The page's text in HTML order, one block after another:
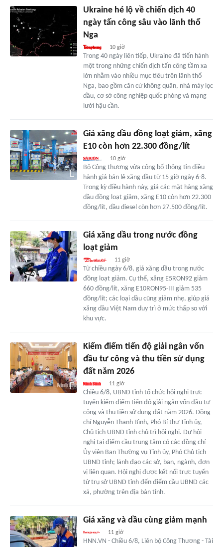
Ukraine hé lộ về chiến dịch 40
ngày tấn công sâu vào lãnh thổ
Nga
10 giờ
Trong 40 ngày liên tiếp, Ukraine đã tiến hành
một trong những chiến dịch tấn công tầm xa
lớn nhằm vào nhiều mục tiêu trên lãnh thổ
Nga, bao gồm căn cứ không quân, nhà máy lọc
dầu, cơ sở công nghiệp quốc phòng và mạng
lưới hậu cần.
Giá xăng dầu đồng loạt giảm, xăng
E10 còn hơn 22.300 đồng/lít
10 giờ
Bộ Công thương vừa công bố thông tin điều
hành giá bán lẻ xăng dầu từ 15 giờ ngày 6-8.
Trong kỳ điều hành này, giá các mặt hàng xăng
dầu đồng loạt giảm, xăng E10 còn hơn 22.300
đồng/lít, dầu diesel còn hơn 27.500 đồng/lít.
Giá xăng dầu trong nước đồng
loạt giảm
11 giờ
Từ chiều ngày 6/8, giá xăng dầu trong nước
đồng loạt giảm. Cụ thể, xăng E5RON92 giảm
660 đồng/lít, xăng E10RON95-III giảm 535
đồng/lít; các loại dầu cũng giảm nhẹ, giúp giá
xăng dầu Việt Nam duy trì ở mức thấp so với
khu vực.
Kiểm điểm tiến độ giải ngân vốn
đầu tư công và thu tiền sử dụng
đất năm 2026
11 giờ
Chiều 6/8, UBND tỉnh tổ chức hội nghị trực
tuyến kiểm điểm tiến độ giải ngân vốn đầu tư
công và thu tiền sử dụng đất năm 2026. Đồng
chí Nguyễn Thanh Bình, Phó Bí thư Tỉnh ủy,
Chủ tịch UBND tỉnh chủ trì hội nghị. Dự hội
nghị tại điểm cầu trung tâm có các đồng chí
Ủy viên Ban Thường vụ Tỉnh ủy, Phó Chủ tịch
UBND tỉnh; lãnh đạo các sở, ban, ngành, đơn
vị liên quan. Hội nghị được kết nối trực tuyến
từ trụ sở UBND tỉnh đến điểm cầu UBND các
xã, phường trên địa bàn tỉnh.
Giá xăng và dầu cùng giảm mạnh
11 giờ
HNN.VN - Chiều 6/8, Liên bộ Công Thương - Tài